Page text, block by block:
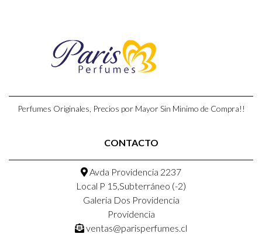
Perfumes Originales, Precios por Mayor Sin Minimo de Compra!!
CONTACTO
Avda Providencia 2237
Local P 15,Subterráneo (-2)
Galeria Dos Providencia
Providencia
ventas@parisperfumes.cl